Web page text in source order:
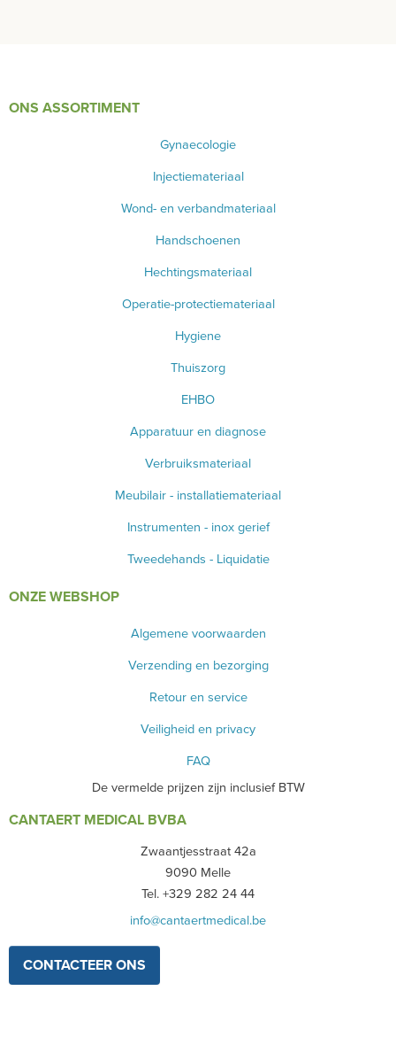
ONS ASSORTIMENT
Gynaecologie
Injectiemateriaal
Wond- en verbandmateriaal
Handschoenen
Hechtingsmateriaal
Operatie-protectiemateriaal
Hygiene
Thuiszorg
EHBO
Apparatuur en diagnose
Verbruiksmateriaal
Meubilair - installatiemateriaal
Instrumenten - inox gerief
Tweedehands - Liquidatie
ONZE WEBSHOP
Algemene voorwaarden
Verzending en bezorging
Retour en service
Veiligheid en privacy
FAQ
De vermelde prijzen zijn inclusief BTW
CANTAERT MEDICAL BVBA
Zwaantjesstraat 42a
9090 Melle
Tel. +329 282 24 44
info@cantaertmedical.be
CONTACTEER ONS